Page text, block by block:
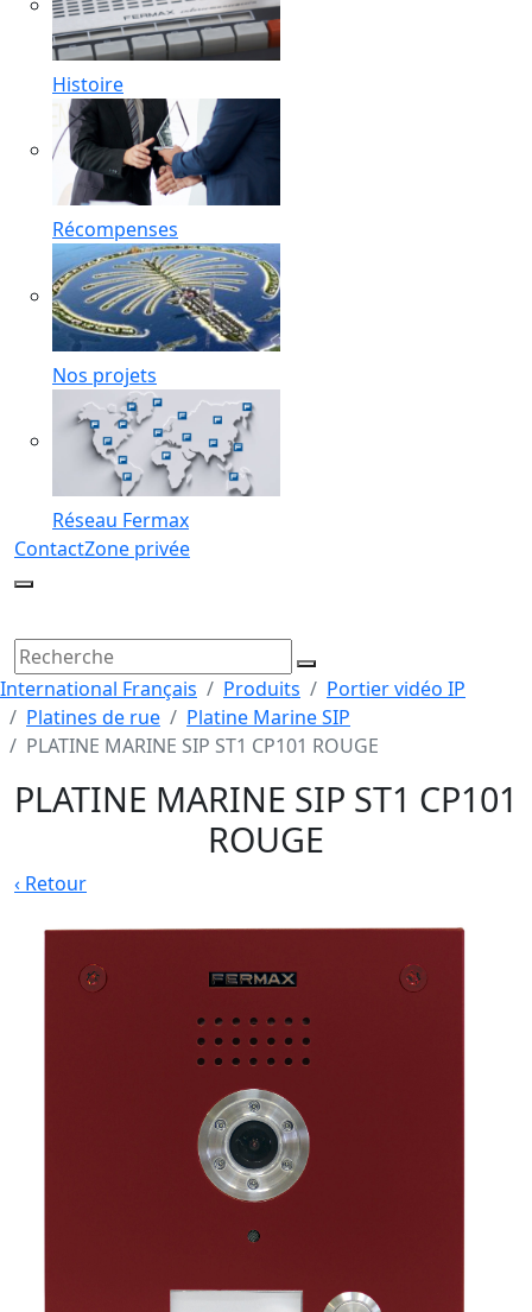
Histoire
Récompenses
Nos projets
Réseau Fermax
ContactZone privée
International Français Produits
Portier vidéo IP
Platines de rue
Platine Marine SIP
PLATINE MARINE SIP ST1 CP101 ROUGE
PLATINE MARINE SIP ST1 CP101
ROUGE
‹ Retour